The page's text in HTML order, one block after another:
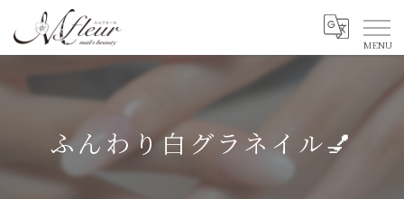
ふんわり白グラネイル💅